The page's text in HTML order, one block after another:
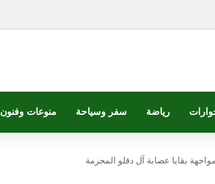
رياضة سفر وسياحة منوعات وفنون
بقايا عصابة آل دقلو المجرمة